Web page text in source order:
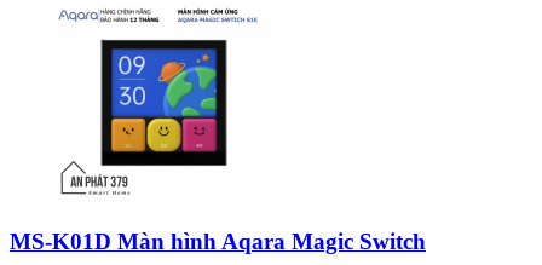
MS-K01D Màn hình Aqara Magic Switch